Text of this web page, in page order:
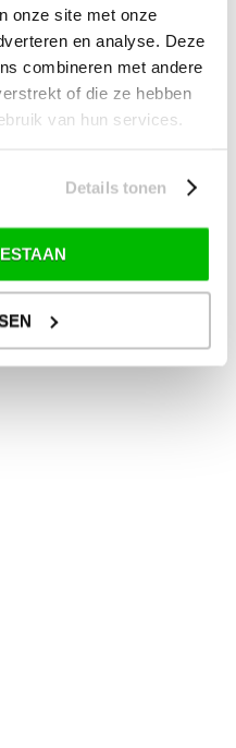
onze site met onze
en analyse. Deze
combineren met andere
of die ze hebben
van hun services.
Details tonen